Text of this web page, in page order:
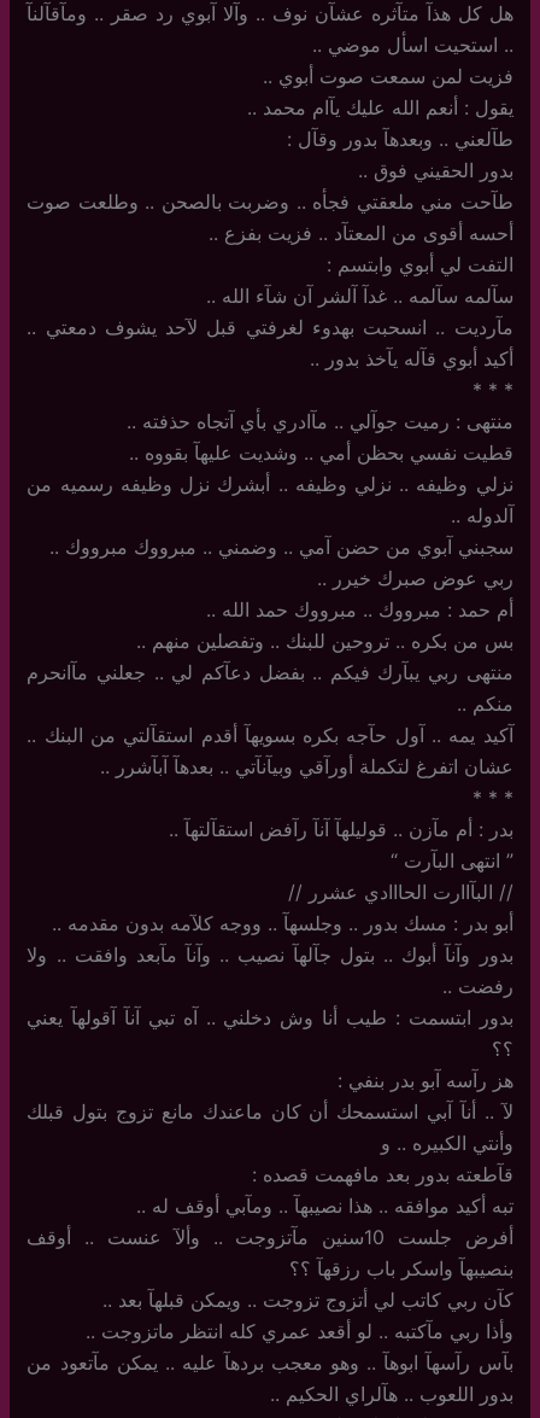
هل كل هذآ متآثره عشآن نوف .. وآلا آبوي رد صقر .. ومآقآلنآ
.. استحيت اسأل موضي ..
فزيت لمن سمعت صوت أبوي ..
يقول : أنعم الله عليك يآام محمد ..
طآلعني .. وبعدهآ بدور وقآل :
بدور الحقيني فوق ..
طآحت مني ملعقتي فجأه .. وضربت بالصحن .. وطلعت صوت
أحسه أقوى من المعتآد .. فزيت بفزع ..
التفت لي أبوي وابتسم :
سآلمه سآلمه .. غدآ آلشر آن شآء الله ..
مآرديت .. انسحبت بهدوء لغرفتي قبل لآحد يشوف دمعتي ..
أكيد أبوي قآله يآخذ بدور ..
‏*‏ * *
منتهى : رميت جوآلي .. مآادري بأي آتجاه حذفته ..
قطيت نفسي بحظن أمي .. وشديت عليهآ بقووه ..
نزلي وظيفه .. نزلي وظيفه .. أبشرك نزل وظيفه رسميه من
آلدوله ..
سجبني آبوي من حضن آمي .. وضمني .. مبرووك مبرووك ..
ربي عوض صبرك خيرر ..
أم حمد : مبرووك .. مبرووك حمد الله ..
بس من بكره .. تروحين للبنك .. وتفصلين منهم ..
منتهى ربي يبآرك فيكم .. بفضل دعآكم لي .. جعلني مآانحرم
منكم .. ‏
آكيد يمه .. آول حآجه بكره بسويهآ أقدم استقآلتي من البنك ..
عشان اتفرغ لتكملة أورآقي وبيآنآتي .. بعدهآ آبآشرر ..
‏*‏ * *
بدر : أم مآزن .. قوليلهآ آنآ رآفض استقآلتهآ ..
‏”‏ انتهى البآرت “
//‏ البآاارت الحااادي عشرر //
أبو بدر : مسك بدور .. وجلسهآ .. ووجه كلآمه بدون مقدمه ..
بدور وآنآ أبوك .. بتول جآلهآ نصيب .. وآنآ مآبعد وافقت .. ولا
رفضت ..
بدور ابتسمت : طيب أنا وش دخلني .. آه تبي آنآ آقولهآ يعني
؟؟
هز رآسه آبو بدر بنفي :
لآ .. أنآ آبي استسمحك أن كان ماعندك مانع تزوج بتول قبلك
وأنتي الكبيره .. و
قآطعته بدور بعد مافهمت قصده :
تبه أكيد موافقه .. هذا نصيبهآ .. ومآبي أوقف له ..
أفرض جلست 10سنين مآتزوجت .. وألآ عنست .. أوقف
بنصيبهآ واسكر باب رزقهآ ؟؟
كآن ربي كاتب لي أتزوج تزوجت .. ويمكن قبلهآ بعد ..
وأذا ربي مآكتبه .. لو أقعد عمري كله انتظر ماتزوجت ..
بآس رآسهآ ابوهآ .. وهو معجب بردهآ عليه .. يمكن مآتعود من
بدور اللعوب .. هآلراي الحكيم ..